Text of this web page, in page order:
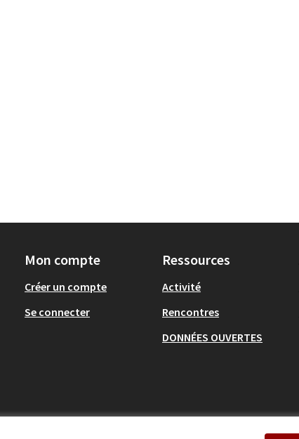
Mon compte
Créer un compte
Se connecter
Ressources
Activité
Rencontres
DONNÉES OUVERTES